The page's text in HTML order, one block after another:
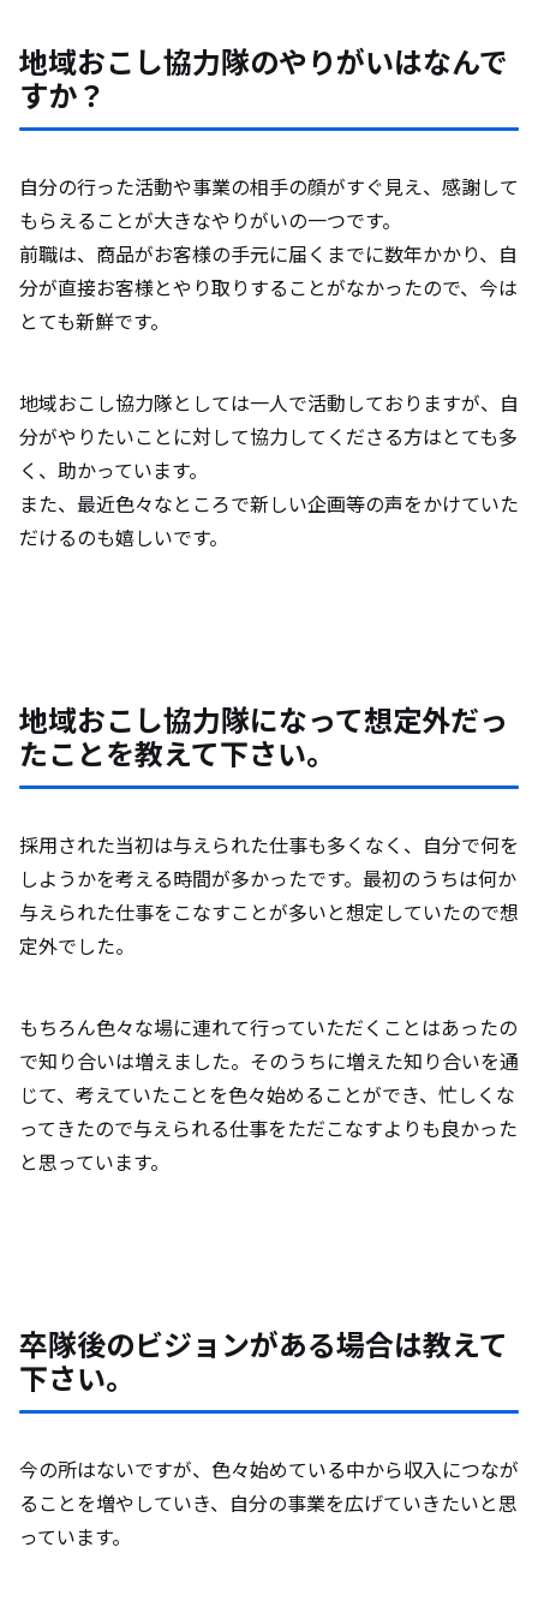
地域おこし協力隊のやりがいはなんで
すか？
自分の行った活動や事業の相手の顔がすぐ見え、感謝して
もらえることが大きなやりがいの一つです。
前職は、商品がお客様の手元に届くまでに数年かかり、自
分が直接お客様とやり取りすることがなかったので、今は
とても新鮮です。
地域おこし協力隊としては一人で活動しておりますが、自
分がやりたいことに対して協力してくださる方はとても多
く、助かっています。
また、最近色々なところで新しい企画等の声をかけていた
だけるのも嬉しいです。
地域おこし協力隊になって想定外だっ
たことを教えて下さい。
採用された当初は与えられた仕事も多くなく、自分で何を
しようかを考える時間が多かったです。最初のうちは何か
与えられた仕事をこなすことが多いと想定していたので想
定外でした。
もちろん色々な場に連れて行っていただくことはあったの
で知り合いは増えました。そのうちに増えた知り合いを通
じて、考えていたことを色々始めることができ、忙しくな
ってきたので与えられる仕事をただこなすよりも良かった
と思っています。
卒隊後のビジョンがある場合は教えて
下さい。
今の所はないですが、色々始めている中から収入につなが
ることを増やしていき、自分の事業を広げていきたいと思
っています。